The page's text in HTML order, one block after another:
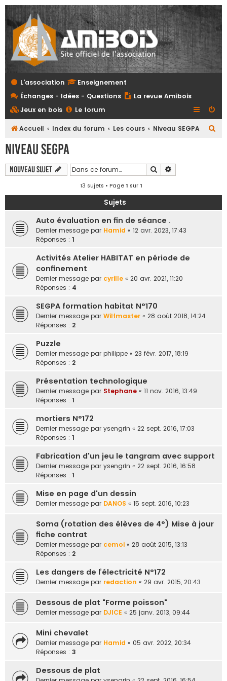
L'association
Enseignement
Échanges - Idées - Questions
La revue Amibois
Jeux en bois
Le forum
Accueil Index du forum Les cours Niveau SEGPA
r
Niveau SEGPA
Nouveau sujet Rechercher
13 sujets • Page1 sur1
Sujets
Auto évaluation en fin de séance .
Dernier message par Hamid « 12 avr. 2023, 17:43
Réponses : 1
Activités Atelier HABITAT en période de
confinement
Dernier message par cyrille « 20 avr. 2021, 11:20
Réponses : 4
SEGPA formation habitat N°170
Dernier message par Wilfmaster « 28 août 2018, 14:24
Réponses : 2
Puzzle
Dernier message par philippe « 23 févr. 2017, 18:19
Réponses : 2
Présentation technologique
Dernier message par Stephane « 11 nov. 2016, 13:49
Réponses : 1
mortiers N°172
Dernier message par ysengrin « 22 sept. 2016, 17:03
Réponses : 1
Fabrication d'un jeu le tangram avec support
Dernier message par ysengrin « 22 sept. 2016, 16:58
Réponses : 1
Mise en page d'un dessin
Dernier message par DANOS « 15 sept. 2016, 10:23
Soma (rotation des élèves de 4°) Mise à jour
fiche contrat
Dernier message par cemoi « 28 août 2015, 13:13
Réponses : 2
Les dangers de l’électricité N°172
Dernier message par redaction « 29 avr. 2015, 20:43
Dessous de plat "Forme poisson"
Dernier message par DJICE « 25 janv. 2013, 09:44
Mini chevalet
Dernier message par Hamid « 05 avr. 2022, 20:34
Réponses : 3
Dessous de plat